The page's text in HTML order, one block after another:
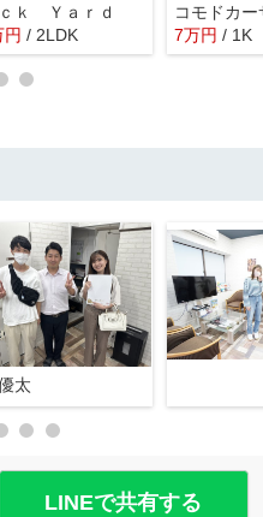
ｋ Ｙａｒｄ
円 / 2LDK
コモドカー
7万円 / 1K
太
LINEで共有する